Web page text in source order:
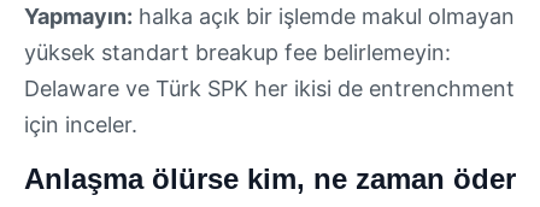
Yapmayın: halka açık bir işlemde makul olmayan
yüksek standart breakup fee belirlemeyin:
Delaware ve Türk SPK her ikisi de entrenchment
için inceler.
Anlaşma ölürse kim, ne zaman öder